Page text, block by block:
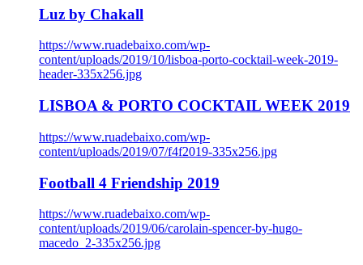
Luz by Chakall
https://www.ruadebaixo.com/wp-
content/uploads/2019/10/lisboa-porto-cocktail-week-2019-
header-335x256.jpg
LISBOA & PORTO COCKTAIL WEEK 2019
https://www.ruadebaixo.com/wp-
content/uploads/2019/07/f4f2019-335x256.jpg
Football 4 Friendship 2019
https://www.ruadebaixo.com/wp-
content/uploads/2019/06/carolain-spencer-by-hugo-
macedo_2-335x256.jpg